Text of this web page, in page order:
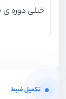
خیلی دوره
تکمیل ضبط